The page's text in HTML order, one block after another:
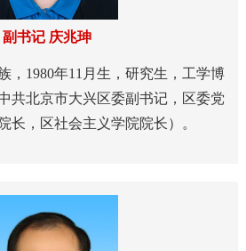
副书记 庆兆珅
1980年11月生，研究生，工学博
共北京市大兴区委副书记，区委党
长，区社会主义学院院长）。